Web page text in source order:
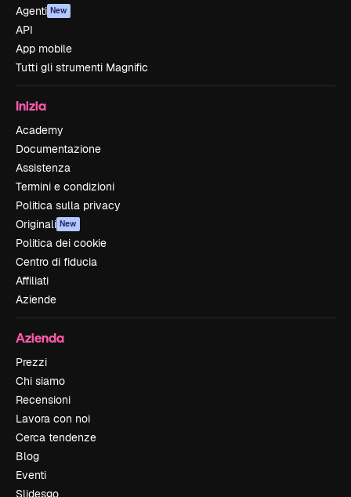
Agenti New
API
App mobile
Tutti gli strumenti Magnific
Inizia
Academy
Documentazione
Assistenza
Termini e condizioni
Politica sulla privacy
Originali New
Politica dei cookie
Centro di fiducia
Affiliati
Aziende
Azienda
Prezzi
Chi siamo
Recensioni
Lavora con noi
Cerca tendenze
Blog
Eventi
Slidesgo